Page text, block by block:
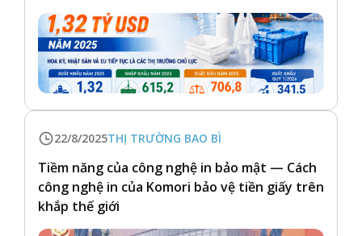
22/8/2025THỊ TRƯỜNG BAO BÌ
Tiềm năng của công nghệ in bảo mật — Cách
công nghệ in của Komori bảo vệ tiền giấy trên
khắp thế giới